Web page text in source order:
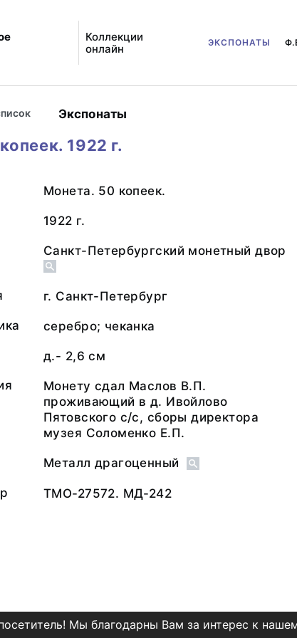
Коллекции
онлайн
ЭКСПОНАТЫ
Экспонаты
1922 г.
Монета. 50 копеек.
1922 г.
Санкт-Петербургский монетный двор
г. Санкт-Петербург
серебро; чеканка
д.- 2,6 см
Монету сдал Маслов В.П.
проживающий в д. Ивойлово
Пятовского с/с, сборы директора
музея Соломенко Е.П.
Металл драгоценный
ТМО-27572. МД-242
Мы благодарны Вам за интерес к